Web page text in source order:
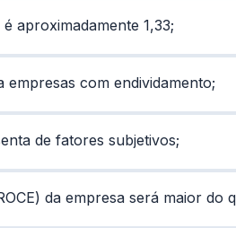
aproximadamente 1,33;
com endividamento;
de fatores subjetivos;
da empresa será maior do